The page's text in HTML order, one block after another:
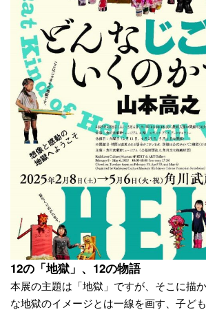
12の「地獄」、12の物語
本展の主題は「地獄」ですが、そこに描
な地獄のイメージとは一線を画す、子ど